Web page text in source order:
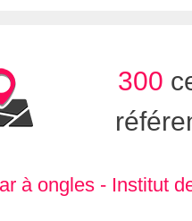
300
à ongles - Institut